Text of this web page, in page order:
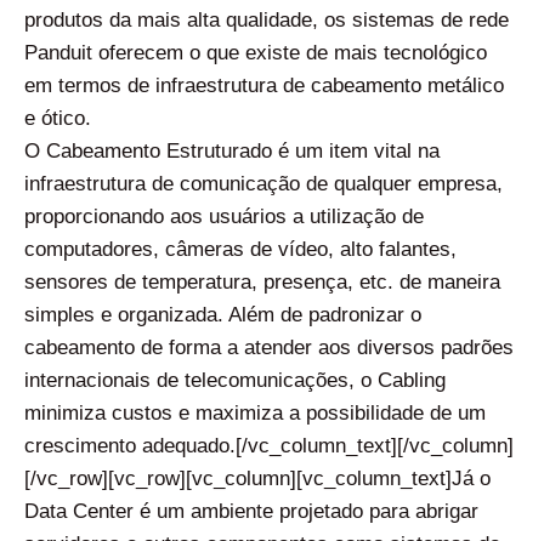
produtos da mais alta qualidade, os sistemas de rede
Panduit oferecem o que existe de mais tecnológico
em termos de infraestrutura de cabeamento metálico
e ótico.
O Cabeamento Estruturado é um item vital na
infraestrutura de comunicação de qualquer empresa,
proporcionando aos usuários a utilização de
computadores, câmeras de vídeo, alto falantes,
sensores de temperatura, presença, etc. de maneira
simples e organizada. Além de padronizar o
cabeamento de forma a atender aos diversos padrões
internacionais de telecomunicações, o Cabling
minimiza custos e maximiza a possibilidade de um
crescimento adequado.[/vc_column_text][/vc_column]
[/vc_row][vc_row][vc_column][vc_column_text]Já o
Data Center é um ambiente projetado para abrigar